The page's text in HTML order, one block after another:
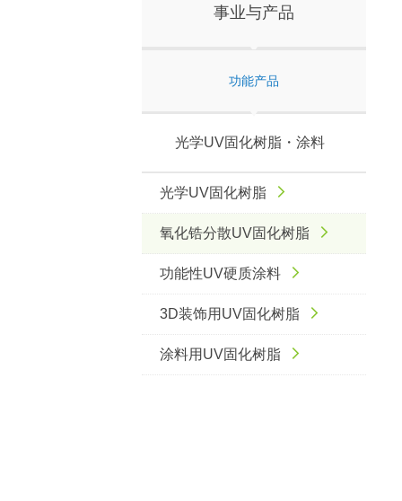
事业与产品
功能产品
光学UV固化树脂・涂料
光学UV固化树脂
氧化锆分散UV固化树脂
功能性UV硬质涂料
3D装饰用UV固化树脂
涂料用UV固化树脂